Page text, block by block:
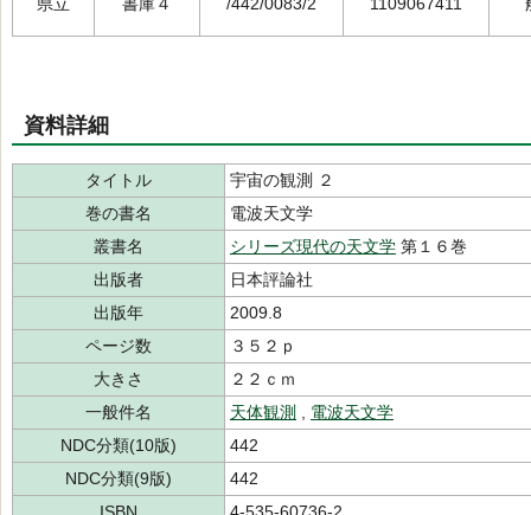
資料詳細
タイトル
宇宙の観測 ２
巻の書名
電波天文学
叢書名
シリーズ現代の天文学 第１６巻
出版者
日本評論社
出版年
2009.8
ページ数
３５２ｐ
大きさ
２２ｃｍ
一般件名
天体観測
電波天文学
NDC分類(10版)
442
NDC分類(9版)
442